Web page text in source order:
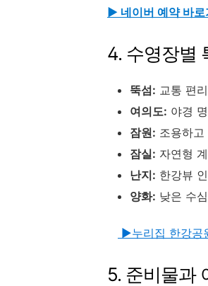
▶ 네이버 예약 바로
4. 수영장별
뚝섬: 교통 편
여의도: 야경
잠원: 조용하
잠실: 자연형
난지: 한강뷰
양화: 낮은 수
▶누리집 한강공
5. 준비물과